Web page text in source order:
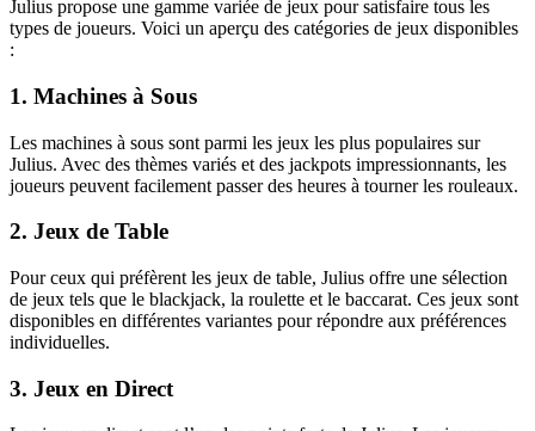
Julius propose une gamme variée de jeux pour satisfaire tous les
types de joueurs. Voici un aperçu des catégories de jeux disponibles
:
1. Machines à Sous
Les machines à sous sont parmi les jeux les plus populaires sur
Julius. Avec des thèmes variés et des jackpots impressionnants, les
joueurs peuvent facilement passer des heures à tourner les rouleaux.
2. Jeux de Table
Pour ceux qui préfèrent les jeux de table, Julius offre une sélection
de jeux tels que le blackjack, la roulette et le baccarat. Ces jeux sont
disponibles en différentes variantes pour répondre aux préférences
individuelles.
3. Jeux en Direct